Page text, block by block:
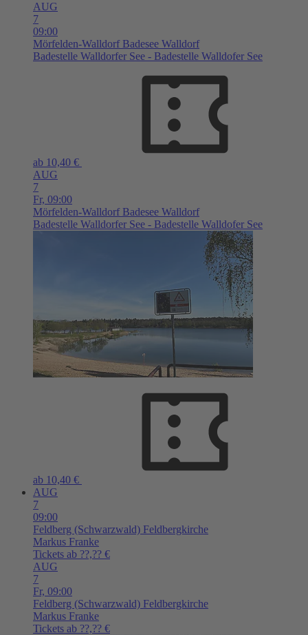
AUG
7
09:00
Mörfelden-Walldorf Badesee Walldorf
Badestelle Walldorfer See - Badestelle Walldofer See
ab 10,40 €
AUG
7
Fr, 09:00
Mörfelden-Walldorf Badesee Walldorf
Badestelle Walldorfer See - Badestelle Walldofer See
ab 10,40 €
AUG
7
09:00
Feldberg (Schwarzwald) Feldbergkirche
Markus Franke
Tickets ab ??,?? €
AUG
7
Fr, 09:00
Feldberg (Schwarzwald) Feldbergkirche
Markus Franke
Tickets ab ??,?? €